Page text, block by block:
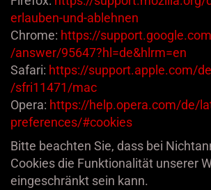
erlauben-und-ablehnen
Chrome: https://support.google.com
/answer/95647?hl=de&hlrm=en
Safari: https://support.apple.com/
/sfri11471/mac
Opera: https://help.opera.com/de/
preferences/#cookies
Bitte beachten Sie, dass bei
Cookies die Funktionalität unserer
eingeschränkt sein kann.